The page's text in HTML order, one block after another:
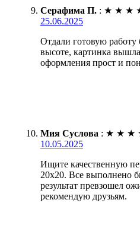
Серафима П. : ★ ★ ★
25.06.2025
Отдали готовую работу
высоте, картинка
оформления прост и
Мия Суслова : ★ ★ ★
10.05.2025
Ищите качественную
20х20. Все выполнено
результат превзошел
рекомендую друзьям.